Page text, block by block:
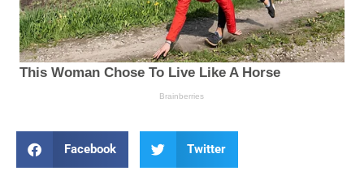
Facebook Twitter